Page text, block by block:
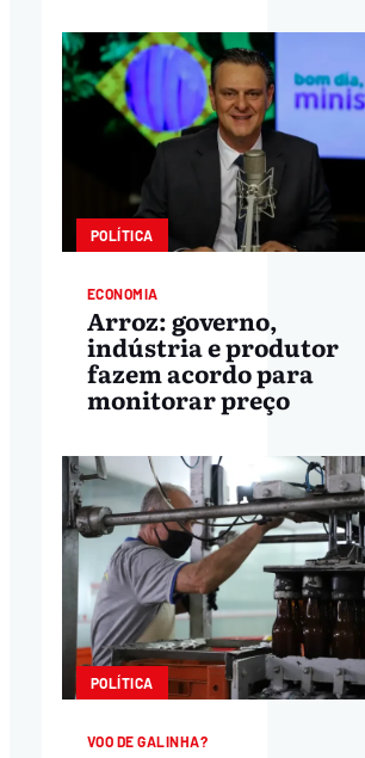
POLÍTICA
ECONOMIA
Arroz: governo,
indústria e produtor
fazem acordo para
monitorar preço
POLÍTICA
VOO DE GALINHA?